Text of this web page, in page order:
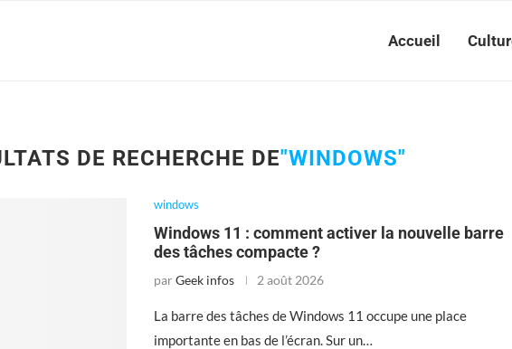
Accueil
DE RECHERCHE DE"WINDOWS"
windows
Windows 11 : comment activer la nouvelle barre
des tâches compacte ?
par Geek infos 2 août 2026
La barre des tâches de Windows 11 occupe une place
importante en bas de l’écran. Sur un…